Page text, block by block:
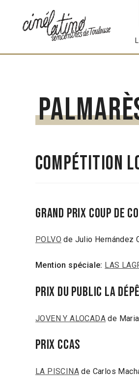
Compétition
Grand prix Coup de
POLVO de Julio Hernández
Mention spéciale: LAS
Prix du Public La
JOVEN Y ALOCADA de
Prix CCAS
LA PISCINA de Carlos